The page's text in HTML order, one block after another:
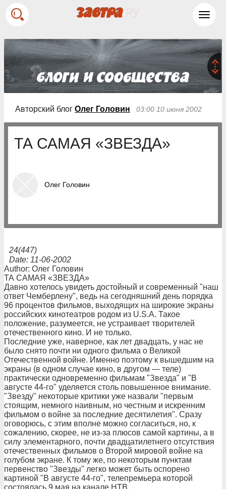
Авторский блог Олег Головин 03:00 10 июня 2002
ТА САМАЯ «ЗВЕЗДА»
Олег Головин
24(447)
Date: 11-06-2002
Author: Олег Головин
ТА САМАЯ «ЗВЕЗДА»
Давно хотелось увидеть достойный и современный "наш
ответ Чемберлену", ведь на сегодняшний день порядка
96 процентов фильмов, выходящих на широкие экраны
российских кинотеатров родом из U.S.A. Такое
положение, разумеется, не устраивает творителей
отечественного кино. И не только.
Последние уже, наверное, как лет двадцать, у нас не
было снято почти ни одного фильма о Великой
Отечественной войне. Именно поэтому к вышедшим на
экраны (в одном случае кино, в другом — теле)
практически одновременно фильмам "Звезда" и "В
августе 44-го" уделяется столь повышенное внимание.
"Звезду" некоторые критики уже назвали "первым
стоящим, немного наивным, но честным и искренним
фильмом о войне за последние десятилетия". Сразу
оговорюсь, с этим вполне можно согласиться, но, к
сожалению, скорее, не из-за плюсов самой картины, а в
силу элементарного, почти двадцатилетнего отсутствия
отечественных фильмов о Второй мировой войне на
голубом экране. К тому же, по некоторым пунктам
первенство "Звезды" легко может быть оспорено
картиной "В августе 44-го", телепремьера которой
состоялась 9 мая на канале НТВ.